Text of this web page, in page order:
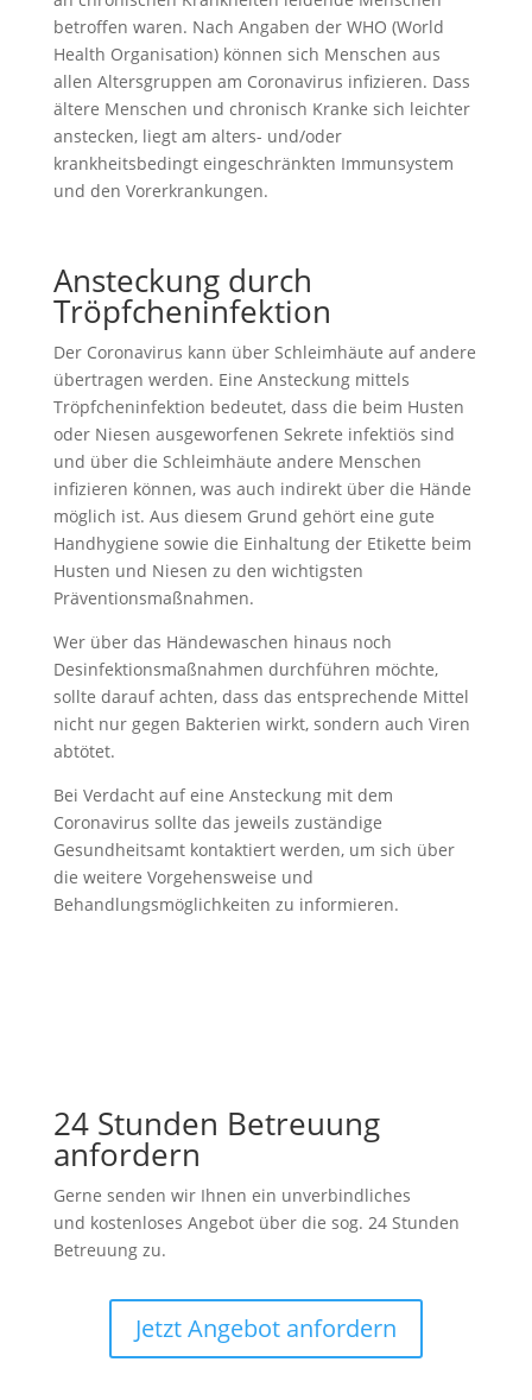
betroffen waren. Nach Angaben der WHO (World
Health Organisation) können sich Menschen aus
allen Altersgruppen am Coronavirus infizieren. Dass
ältere Menschen und chronisch Kranke sich leichter
anstecken, liegt am alters- und/oder
krankheitsbedingt eingeschränkten Immunsystem
und den Vorerkrankungen.
Ansteckung durch
Tröpfcheninfektion
Der Coronavirus kann über Schleimhäute auf andere
übertragen werden. Eine Ansteckung mittels
Tröpfcheninfektion bedeutet, dass die beim Husten
oder Niesen ausgeworfenen Sekrete infektiös sind
und über die Schleimhäute andere Menschen
infizieren können, was auch indirekt über die Hände
möglich ist. Aus diesem Grund gehört eine gute
Handhygiene sowie die Einhaltung der Etikette beim
Husten und Niesen zu den wichtigsten
Präventionsmaßnahmen.
Wer über das Händewaschen hinaus noch
Desinfektionsmaßnahmen durchführen möchte,
sollte darauf achten, dass das entsprechende Mittel
nicht nur gegen Bakterien wirkt, sondern auch Viren
abtötet.
Bei Verdacht auf eine Ansteckung mit dem
Coronavirus sollte das jeweils zuständige
Gesundheitsamt kontaktiert werden, um sich über
die weitere Vorgehensweise und
Behandlungsmöglichkeiten zu informieren.
24 Stunden Betreuung
anfordern
Gerne senden wir Ihnen ein unverbindliches
und kostenloses Angebot über die sog. 24 Stunden
Betreuung zu.
Jetzt Angebot anfordern